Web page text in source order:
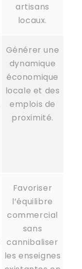
artisans
locaux.
Générer une
dynamique
économique
locale et des
emplois de
proximité.
Favoriser
l’équilibre
commercial
sans
cannibaliser
les enseignes